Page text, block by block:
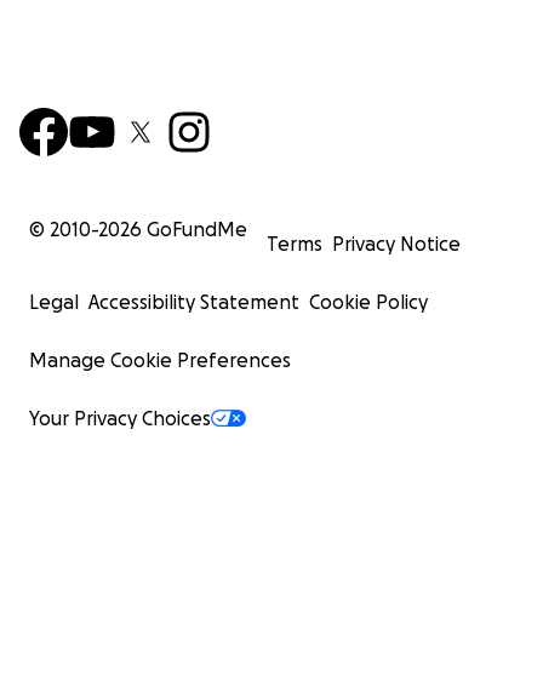
© 2010-2026 GoFundMe
Terms Privacy Notice
Legal Accessibility Statement Cookie Policy
Manage Cookie Preferences
Your Privacy Choices